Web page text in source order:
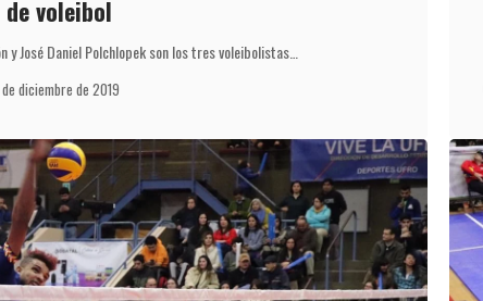
de voleibol
y José Daniel Polchlopek son los tres voleibolistas…
de diciembre de 2019